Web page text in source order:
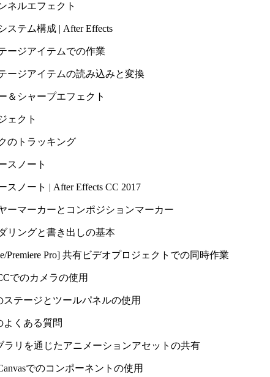
ネルエフェクト
ステム構成 | After Effects
ージアイテムでの作業
ージアイテムの読み込みと変換
＆シャープエフェクト
ェクト
のトラッキング
スノート
スノート | After Effects CC 2017
ーマーカーとコンポジションマーカー
リングと書き出しの基本
Premiere Pro] 共有ビデオプロジェクトでの同時作業
でのカメラの使用
ステージとツールパネルの使用
よくある質問
ラリを通じたアニメーションアセットの共有
でのコンポーネントの使用